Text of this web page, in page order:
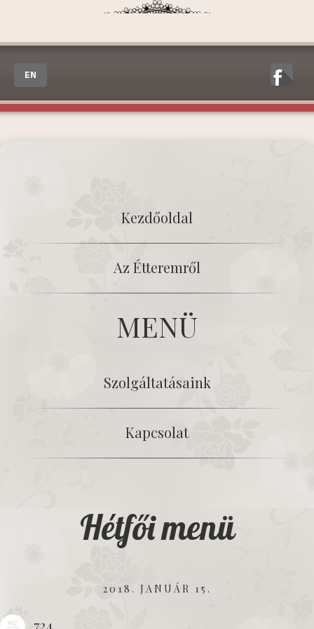
EN
Kezdőoldal
Az Étteremről
MENÜ
Szolgáltatásaink
Kapcsolat
Hétfői menü
2018. JANUÁR 15.
724